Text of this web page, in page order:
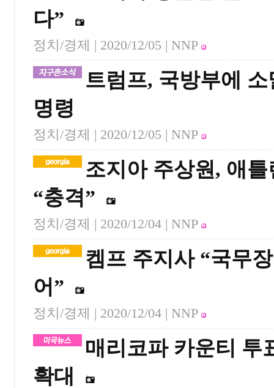
다”
정치/경제 | 2020/12/05 | NNP
트럼프, 국방부에
명령
정치/경제 | 2020/12/05 | NNP
조지아 주상원, 애
“충격”
정치/경제 | 2020/12/04 | NNP
켐프 주지사 “국무
어”
정치/경제 | 2020/12/04 | NNP
매리코파 카운티 투
확대